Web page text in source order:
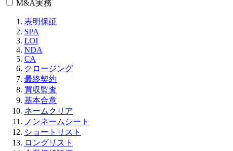
M&A実務
表明保証
SPA
LOI
NDA
CA
クロージング
最終契約
買収監査
基本合意
ネームクリア
ノンネームシート
ショートリスト
ロングリスト